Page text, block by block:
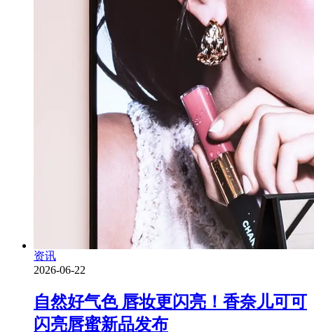
资讯
2026-06-22
自然好气色 唇妆更闪亮！香奈儿可可
闪亮唇蜜新品发布